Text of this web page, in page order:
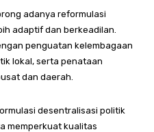
adanya reformulasi
adaptif dan berkeadilan.
penguatan kelembagaan
lokal, serta penataan
dan daerah.
desentralisasi politik
memperkuat kualitas